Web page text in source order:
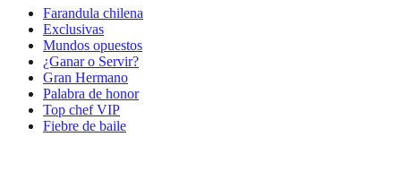
Farandula chilena
Exclusivas
Mundos opuestos
¿Ganar o Servir?
Gran Hermano
Palabra de honor
Top chef VIP
Fiebre de baile